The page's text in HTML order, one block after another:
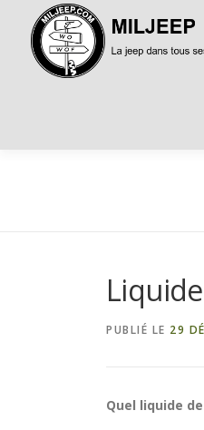
PUBLIÉ LE 29
Quel liquide